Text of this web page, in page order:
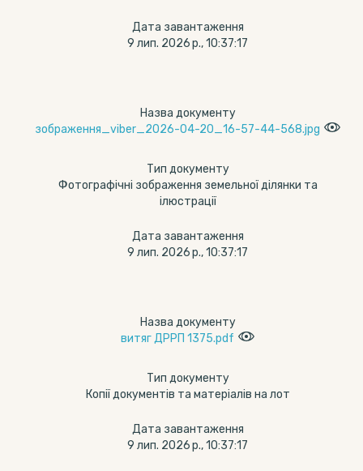
Дата завантаження
9 лип. 2026 р., 10:37:17
Назва документу
зображення_viber_2026-04-20_16-57-44-568.jpg
Тип документу
Фотографічні зображення земельної ділянки та
ілюстрації
Дата завантаження
9 лип. 2026 р., 10:37:17
Назва документу
витяг ДРРП 1375.pdf
Тип документу
Копії документів та матеріалів на лот
Дата завантаження
9 лип. 2026 р., 10:37:17